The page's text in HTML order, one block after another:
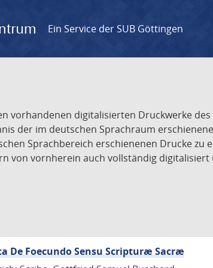
Ein Service der SUB Göttingen
vorhandenen digitalisierten Druckwerke
der im deutschen Sprachraum
Sprachbereich erschienenen Drucke zu
von vornherein auch vollständig digitalisiert
De Foecundo Sensu Scripturæ Sacræ